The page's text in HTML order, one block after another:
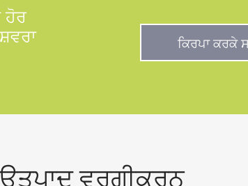
ਹੋਰ
ਕਿਰਪਾ ਕਰਕੇ
ਉਤਪਾਦ ਵਰਗੀਕਰਨ